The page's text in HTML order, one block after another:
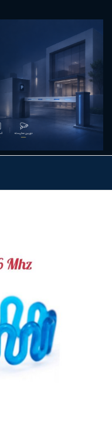
همیار امنیت